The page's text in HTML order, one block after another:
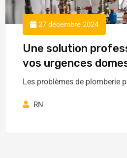
27 décembre 2024
Une solution
vos urgences
Les problèmes de plomberie
RN